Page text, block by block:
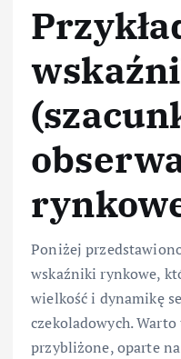
Poniżej
wskaźniki rynkowe,
wielkość i dynamikę
czekoladowych.
przybliżone, oparte